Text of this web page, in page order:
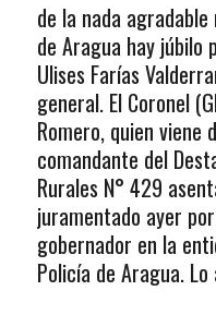
de la nada
de Aragua hay júbilo
Ulises Farías
general. El Coronel
Romero, quien viene
comandante del
Rurales N° 429
juramentado ayer
gobernador en la
Policía de Aragua.